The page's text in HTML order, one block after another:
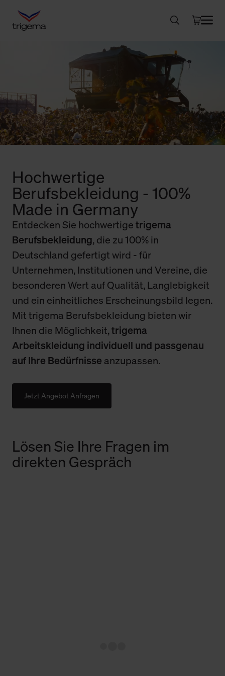
Hochwertige
Berufsbekleidung - 100%
Made in Germany
Entdecken Sie hochwertigetrigema
Berufsbekleidung, die zu 100% in
Deutschland gefertigt wird - für
Unternehmen, Institutionen und Vereine, die
besonderen Wert auf Qualität, Langlebigkeit
und ein einheitliches Erscheinungsbild legen.
Mit trigema Berufsbekleidung bieten wir
Ihnen die Möglichkeit,trigema
Arbeitskleidung individuell und passgenau
auf Ihre Bedürfnisse anzupassen.
Jetzt Angebot Anfragen
Lösen Sie Ihre Fragen im
direkten Gespräch